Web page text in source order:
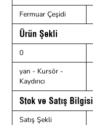
Fermuar Çeşidi
Ürün Şekli
0
yan - Kursör -
Kaydırıcı
Stok ve Satış Bilgisi
Satış Şekli